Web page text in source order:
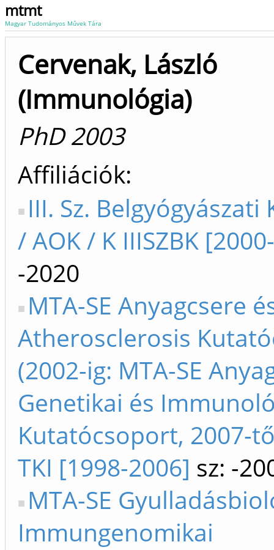
mtmt
Magyar Tudományos Művek Tára
Cervenak, László
(Immunológia)
PhD 2003
Affiliációk
III. Sz. Belgyógyászati
/ AOK / K IIISZBK
-2020
MTA-SE Anyagcsere
Atherosclerosis
(2002-ig: MTA-SE
Genetikai és
Kutatócsoport, 2007-
TKI [1998-2006] sz: -
MTA-SE
Immungenomikai